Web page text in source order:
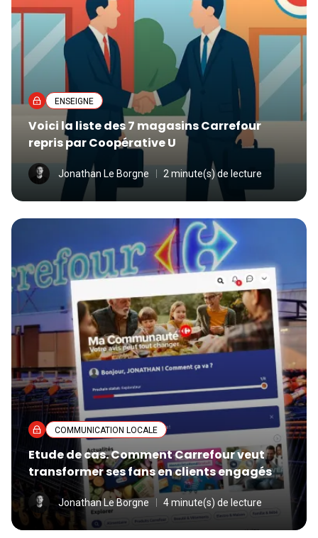
ENSEIGNE
Voici la liste des 7 magasins Carrefour
repris par Coopérative U
Jonathan Le Borgne 2 minute(s) de lecture
COMMUNICATION LOCALE
Etude de cas. Comment Carrefour veut
transformer ses fans en clients engagés
Jonathan Le Borgne 4 minute(s) de lecture